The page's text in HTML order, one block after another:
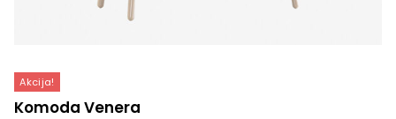
Akcija!
Komoda Venera